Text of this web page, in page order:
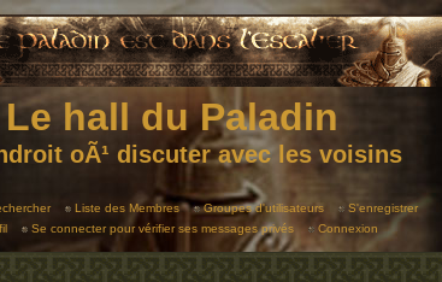
Le hall du Paladin
oÃ¹ discuter avec les voisins
Liste des Membres Groupes d'utilisateurs
S'enregistrer
Se connecter pour vérifier ses messages privés Connexion